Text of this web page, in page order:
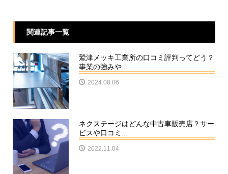
関連記事一覧
鷲津メッキ工業所の口コミ評判ってどう？
事業の強みや...
2024.08.06
ネクステージはどんな中古車販売店？サー
ビスや口コミ...
2022.11.04